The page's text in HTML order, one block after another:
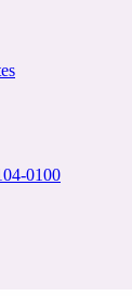
0100